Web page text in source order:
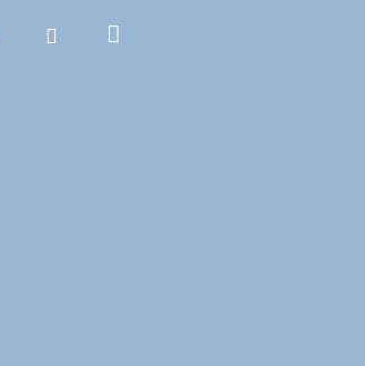
Hledat Přihlášení